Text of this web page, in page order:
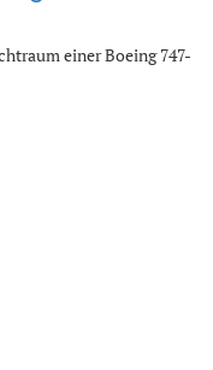
einer Boeing 747-